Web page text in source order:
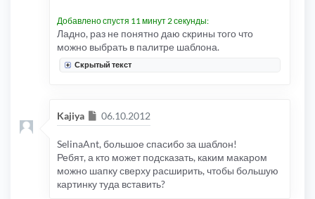
Добавлено спустя 11 минут 2 секунды:
Ладно, раз не понятно даю скрины того что
можно выбрать в палитре шаблона.
Скрытый текст
Kajiya Сообщение
06.10.2012
SelinaAnt, большое спасибо за шаблон!
Ребят, а кто может подсказать, каким макаром
можно шапку сверху расширить, чтобы большую
картинку туда вставить?